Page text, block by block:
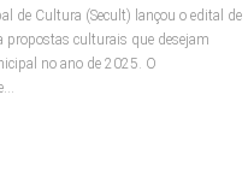
de Cultura (Secult) lançou o edital de
propostas culturais que desejam
no ano de 2025. O